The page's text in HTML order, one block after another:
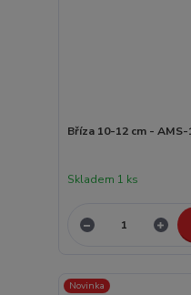
Bříza 10-12 cm - AMS-
Skladem 1 ks
Novinka